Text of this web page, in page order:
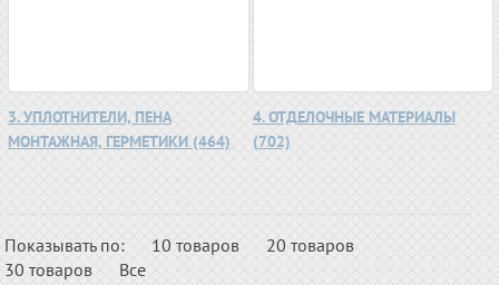
3. УПЛОТНИТЕЛИ, ПЕНА
МОНТАЖНАЯ, ГЕРМЕТИКИ (464)
4. ОТДЕЛОЧНЫЕ МАТЕРИАЛЫ
(702)
Показывать по: 10 товаров
20 товаров
30 товаров
Все